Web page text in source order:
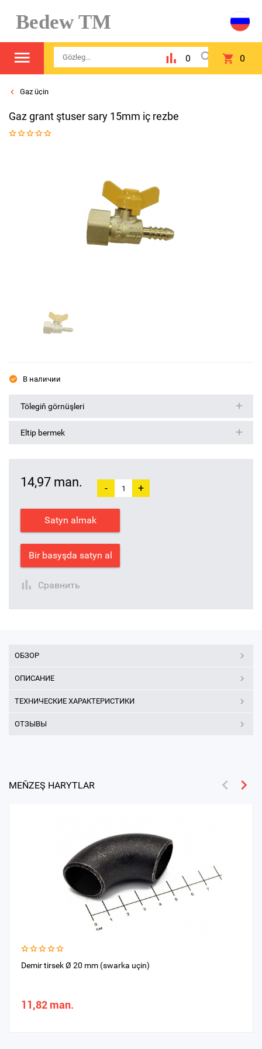
Bedew TM
0 0
Gaz üçin
Gaz grant ştuser sary 15mm iç rezbe
В наличии
Tölegiň görnüşleri
Eltip bermek
14,97 man. - +
Satyn almak
Bir basyşda satyn al
Сравнить
ОБЗОР
ОПИСАНИЕ
ТЕХНИЧЕСКИЕ ХАРАКТЕРИСТИКИ
ОТЗЫВЫ
MEŇZEŞ HARYTLAR
Demir tirsek Ø 20 mm (swarka uçin)
11,82 man.